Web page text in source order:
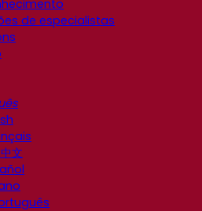
de especialistas
文